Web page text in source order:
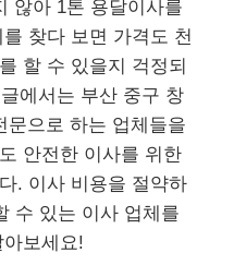
않아 1톤 용달이사를
찾다 보면 가격도 천
할 수 있을지 걱정되
에서는 부산 중구 창
문으로 하는 업체들을
안전한 이사를 위한
. 이사 비용을 절약하
수 있는 이사 업체를
보세요!